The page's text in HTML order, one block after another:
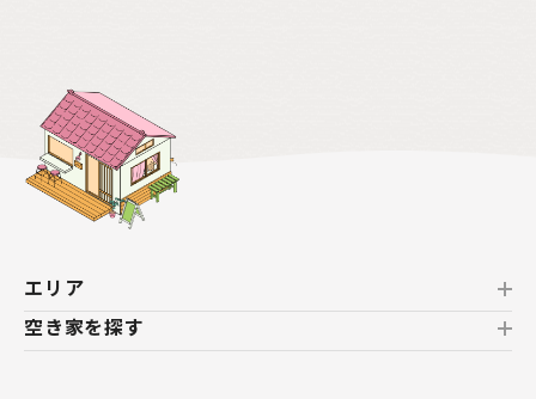
エリア
北海道
空き家を探す